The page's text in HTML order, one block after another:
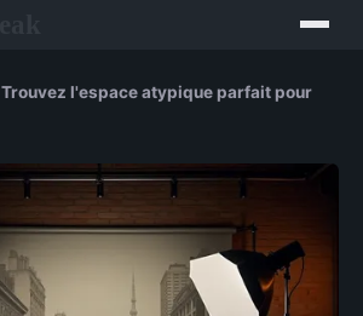
Trouvez l'espace atypique parfait pour